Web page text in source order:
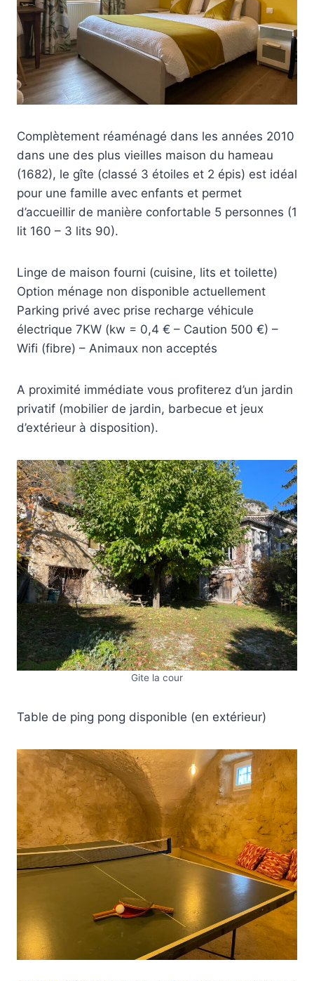
Complètement réaménagé dans les années 2010
dans une des plus vieilles maison du hameau
(1682), le gîte (classé 3 étoiles et 2 épis) est idéal
pour une famille avec enfants et permet
d’accueillir de manière confortable 5 personnes (1
lit 160 – 3 lits 90).
Linge de maison fourni (cuisine, lits et toilette)
Option ménage non disponible actuellement
Parking privé avec prise recharge véhicule
électrique 7KW (kw = 0,4 € – Caution 500 €) –
Wifi (fibre) – Animaux non acceptés
A proximité immédiate vous profiterez d’un jardin
privatif (mobilier de jardin, barbecue et jeux
d’extérieur à disposition).
Gite la cour
Table de ping pong disponible (en extérieur)